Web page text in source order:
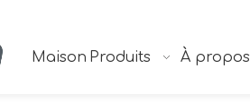
Maison Produits À propos